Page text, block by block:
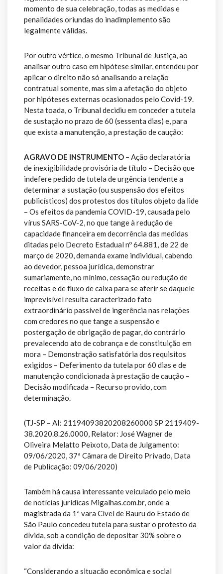
momento de sua celebração, todas as medidas e
penalidades oriundas do inadimplemento são
legalmente válidas.
Por outro vértice, o mesmo Tribunal de Justiça, ao
analisar outro caso em hipótese similar, entendeu por
aplicar o direito não só analisando a relação
contratual somente, mas sim a afetação do objeto
por hipóteses externas ocasionados pelo Covid-19.
Nesta toada, o Tribunal decidiu em conceder a tutela
de sustação no prazo de 60 (sessenta dias) e, para
que exista a manutenção, a prestação de caução:
AGRAVO DE INSTRUMENTO – Ação declaratória
de inexigibilidade provisória de título – Decisão que
indefere pedido de tutela de urgência tendente a
determinar a sustação (ou suspensão dos efeitos
publicísticos) dos protestos dos títulos objeto da lide
– Os efeitos da pandemia COVID-19, causada pelo
vírus SARS-CoV-2, no que tange à redução de
capacidade financeira em decorrência das medidas
ditadas pelo Decreto Estadual nº 64.881, de 22 de
março de 2020, demanda exame individual, cabendo
ao devedor, pessoa jurídica, demonstrar
sumariamente, no mínimo, cessação ou redução de
receitas e de fluxo de caixa para se aferir se daquele
imprevisível resulta caracterizado fato
extraordinário passível de ingerência nas relações
com credores no que tange a suspensão e
postergação de obrigação de pagar, do contrário
prevalecendo ato de cobrança e de constituição em
mora – Demonstração satisfatória dos requisitos
exigidos – Deferimento da tutela por 60 dias e de
manutenção condicionada à prestação de caução –
Decisão modificada – Recurso provido, com
determinação.
(TJ-SP – AI: 21194093820208260000 SP 2119409-
38.2020.8.26.0000, Relator: José Wagner de
Oliveira Melatto Peixoto, Data de Julgamento:
09/06/2020, 37ª Câmara de Direito Privado, Data
de Publicação: 09/06/2020)
Também há causa interessante veiculado pelo meio
de notícias jurídicas Migalhas.com.br, onde a
magistrada da 1ª vara Cível de Bauru do Estado de
São Paulo concedeu tutela para sustar o protesto da
dívida, sob a condição de depositar 30% sobre o
valor da dívida:
“Considerando a situação econômica e social